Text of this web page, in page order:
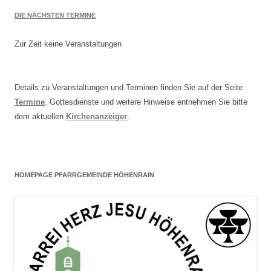
DIE NÄCHSTEN TERMINE
Zur Zeit keine Veranstaltungen
Details zu Veranstaltungen und Terminen finden Sie auf der Seite
Termine. Gottesdienste und weitere Hinweise entnehmen Sie bitte
dem aktuellen Kirchenanzeiger.
HOMEPAGE PFARRGEMEINDE HÖHENRAIN